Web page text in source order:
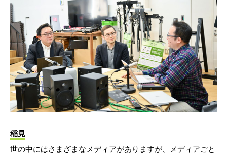
稲見
世の中にはさまざまなメディアがありますが、メディアごと